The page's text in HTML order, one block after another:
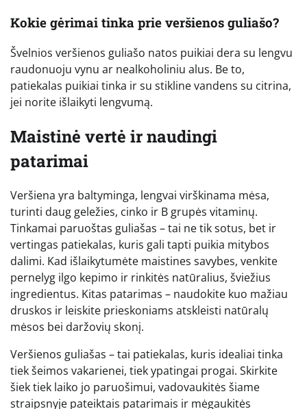
Kokie gėrimai tinka prie veršienos guliašo?
Švelnios veršienos guliašo natos puikiai dera su lengvu
raudonuoju vynu ar nealkoholiniu alus. Be to,
patiekalas puikiai tinka ir su stikline vandens su citrina,
jei norite išlaikyti lengvumą.
Maistinė vertė ir naudingi
patarimai
Veršiena yra baltyminga, lengvai virškinama mėsa,
turinti daug geležies, cinko ir B grupės vitaminų.
Tinkamai paruoštas guliašas – tai ne tik sotus, bet ir
vertingas patiekalas, kuris gali tapti puikia mitybos
dalimi. Kad išlaikytumėte maistines savybes, venkite
pernelyg ilgo kepimo ir rinkitės natūralius, šviežius
ingredientus. Kitas patarimas – naudokite kuo mažiau
druskos ir leiskite prieskoniams atskleisti natūralų
mėsos bei daržovių skonį.
Veršienos guliašas – tai patiekalas, kuris idealiai tinka
tiek šeimos vakarienei, tiek ypatingai progai. Skirkite
šiek tiek laiko jo paruošimui, vadovaukitės šiame
straipsnyje pateiktais patarimais ir mėgaukitės